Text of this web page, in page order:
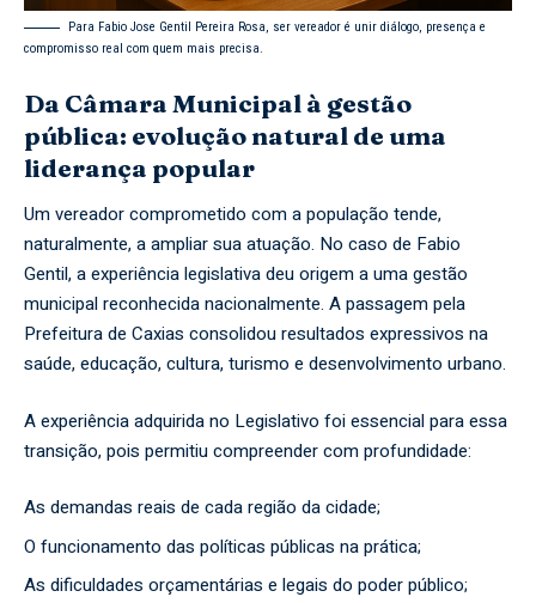
Para Fabio Jose Gentil Pereira Rosa, ser vereador é unir diálogo, presença e
compromisso real com quem mais precisa.
Da Câmara Municipal à gestão
pública: evolução natural de uma
liderança popular
Um vereador comprometido com a população tende,
naturalmente, a ampliar sua atuação. No caso de Fabio
Gentil, a experiência legislativa deu origem a uma gestão
municipal reconhecida nacionalmente. A passagem pela
Prefeitura de Caxias consolidou resultados expressivos na
saúde, educação, cultura, turismo e desenvolvimento urbano.
A experiência adquirida no Legislativo foi essencial para essa
transição, pois permitiu compreender com profundidade:
As demandas reais de cada região da cidade;
O funcionamento das políticas públicas na prática;
As dificuldades orçamentárias e legais do poder público;